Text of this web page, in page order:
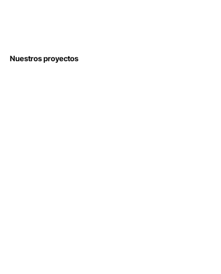
Nuestros proyectos